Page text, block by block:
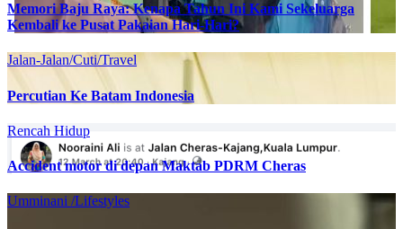
Memori Baju Raya: Kenapa Tahun Ini Kami Sekeluarga
Kembali ke Pusat Pakaian Hari-Hari?
Jalan-Jalan/Cuti/Travel
Percutian Ke Batam Indonesia
Rencah Hidup
Accident motor di depan Maktab PDRM Cheras
Umminani /Lifestyles